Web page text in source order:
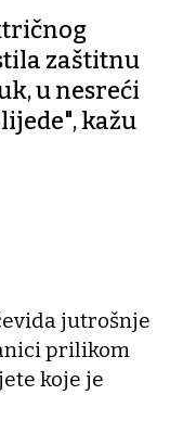
zaštitnu
u nesreći
kažu
jutrošnje
prilikom
koje je